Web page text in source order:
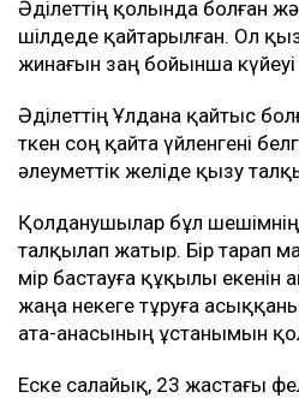
Әділеттің қолында болған
шілдеде қайтарылған. Ол
жинағын заң бойынша күйеуі
Әділеттің Ұлдана қайтыс
өткен соң қайта үйленгені
әлеуметтік желіде қызу
Қолданушылар бұл
талқылап жатыр. Бір тарап
өмір бастауға құқылы екенін
жаңа некеге тұруға
ата-анасының ұстанымын
Еске салайық, 23 жастағы